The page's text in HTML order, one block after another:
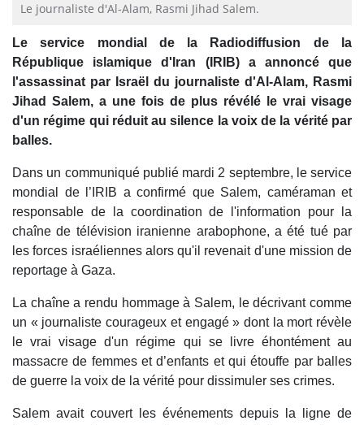
Le journaliste d'Al-Alam, Rasmi Jihad Salem.
Le service mondial de la Radiodiffusion de la
République islamique d'Iran (IRIB) a annoncé que
l'assassinat par Israël du journaliste d'Al-Alam, Rasmi
Jihad Salem, a une fois de plus révélé le vrai visage
d'un régime qui réduit au silence la voix de la vérité par
balles.
Dans un communiqué publié mardi 2 septembre, le service
mondial de l’IRIB a confirmé que Salem, caméraman et
responsable de la coordination de l'information pour la
chaîne de télévision iranienne arabophone, a été tué par
les forces israéliennes alors qu'il revenait d'une mission de
reportage à Gaza.
La chaîne a rendu hommage à Salem, le décrivant comme
un « journaliste courageux et engagé » dont la mort révèle
le vrai visage d'un régime qui se livre éhontément au
massacre de femmes et d’enfants et qui étouffe par balles
de guerre la voix de la vérité pour dissimuler ses crimes.
Salem avait couvert les événements depuis la ligne de